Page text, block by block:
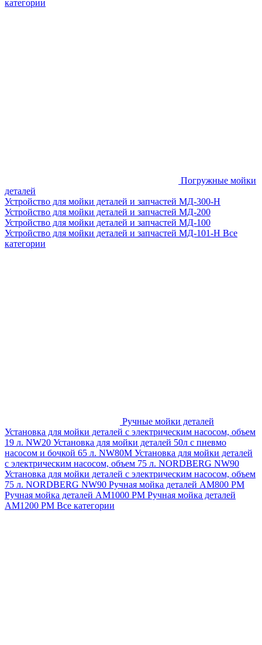
категории
Погружные мойки
деталей
Устройство для мойки деталей и запчастей МД-300-H
Устройство для мойки деталей и запчастей МД-200
Устройство для мойки деталей и запчастей МД-100
Устройство для мойки деталей и запчастей МД-101-Н Все
категории
Ручные мойки деталей
Установка для мойки деталей с электрическим насосом, объем
19 л. NW20 Установка для мойки деталей 50л с пневмо
насосом и бочкой 65 л. NW80M Установка для мойки деталей
с электрическим насосом, объем 75 л. NORDBERG NW90
Установка для мойки деталей с электрическим насосом, объем
75 л. NORDBERG NW90 Ручная мойка деталей АМ800 РМ
Ручная мойка деталей АМ1000 РМ Ручная мойка деталей
АМ1200 РМ Все категории